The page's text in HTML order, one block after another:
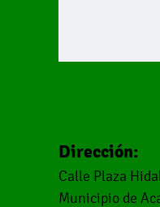
Dirección:
Calle Plaza
Municipio de